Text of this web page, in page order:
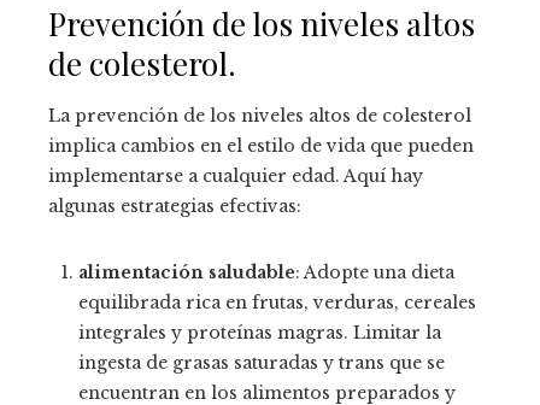
Prevención de los niveles altos
de colesterol.
La prevención de los niveles altos de colesterol
implica cambios en el estilo de vida que pueden
implementarse a cualquier edad. Aquí hay
algunas estrategias efectivas:
alimentación saludable: Adopte una dieta
equilibrada rica en frutas, verduras, cereales
integrales y proteínas magras. Limitar la
ingesta de grasas saturadas y trans que se
encuentran en los alimentos preparados y